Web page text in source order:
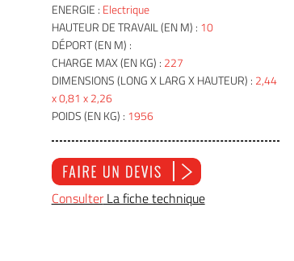
ENERGIE : Electrique
HAUTEUR DE TRAVAIL (EN M) : 10
DÉPORT (EN M) :
CHARGE MAX (EN KG) : 227
DIMENSIONS (LONG X LARG X HAUTEUR) : 2,44
x 0,81 x 2,26
POIDS (EN KG) : 1956
ConsulterLa fiche technique